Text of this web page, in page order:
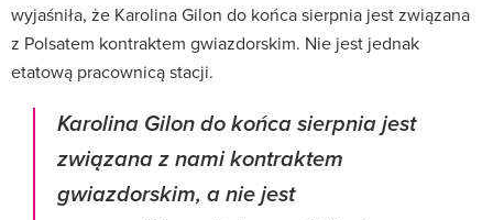
wyjaśniła, że Karolina Gilon do końca sierpnia jest związana
z Polsatem kontraktem gwiazdorskim. Nie jest jednak
etatową pracownicą stacji.
Karolina Gilon do końca sierpnia jest
związana z nami kontraktem
gwiazdorskim, a nie jest